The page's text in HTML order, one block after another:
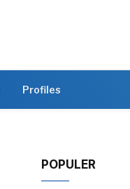
Profiles
POPULER